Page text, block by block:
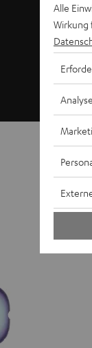
ZOLA
Alle
Wirkung
Analyse